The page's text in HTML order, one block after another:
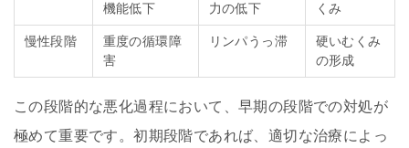
機能低下
力の低下
くみ
慢性段階
重度の循環障
害
リンパうっ滞
硬いむくみ
の形成
この段階的な悪化過程において、早期の段階での対処が
極めて重要です。初期段階であれば、適切な治療によっ